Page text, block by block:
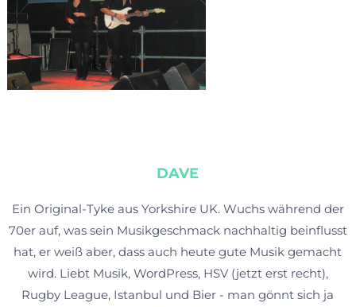
DAVE
Ein Original-Tyke aus Yorkshire UK. Wuchs während der
70er auf, was sein Musikgeschmack nachhaltig beinflusst
hat, er weiß aber, dass auch heute gute Musik gemacht
wird. Liebt Musik, WordPress, HSV (jetzt erst recht),
Rugby League, Istanbul und Bier - man gönnt sich ja